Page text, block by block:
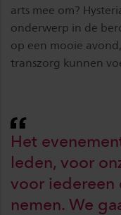
arts mee om?
onderwerp in de
op een mooie
transzorg kunnen
Het
leden, voor
voor iedereen
nemen. We